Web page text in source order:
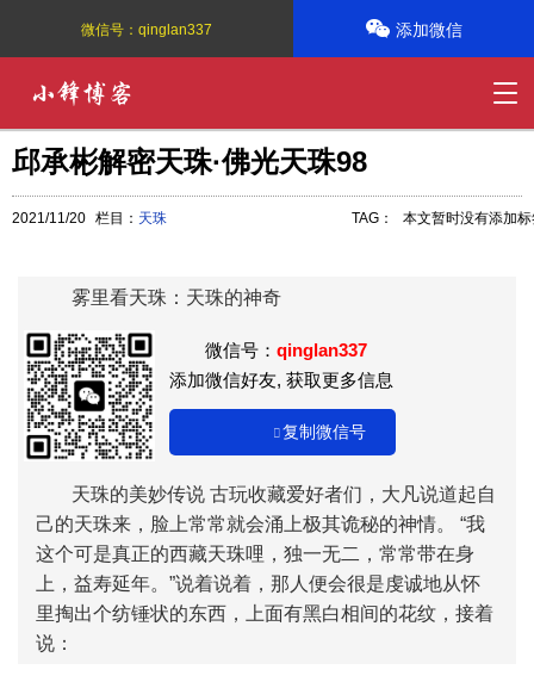
邱承彬解密天珠·佛光天珠98
2021/11/20 栏目： 天珠 TAG： 本文暂时没有添加
雾里看天珠：天珠的神奇
微信号： qinglan337
添加微信好友, 获取更多信息
复制微信号
天珠的美妙传说 古玩收藏爱好者们，大凡说道起自
己的天珠来，脸上常常就会涌上极其诡秘的神情。 “我
这个可是真正的西藏天珠哩，独一无二，常常带在身
上，益寿延年。”说着说着，那人便会很是虔诚地从怀
里掏出个纺锤状的东西，上面有黑白相间的花纹，接着
说：
微信号：qinglan337 添加微信